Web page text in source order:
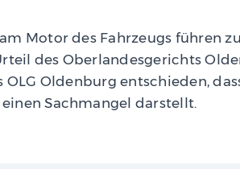
Motor des Fahrzeugs führen
des Oberlandesgerichts
OLG Oldenburg entschieden,
Sachmangel darstellt.